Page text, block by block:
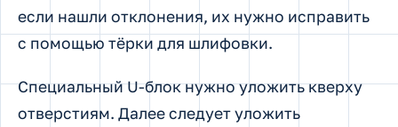
если нашли отклонения, их нужно исправить
с помощью тёрки для шлифовки.
Специальный U-блок нужно уложить кверху
отверстиям. Далее следует уложить